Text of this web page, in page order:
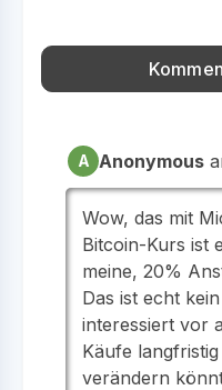
A Anonymous
Wow, das mit
Bitcoin-Kurs ist
meine, 20%
Das ist echt
interessiert vor
Käufe
verändern